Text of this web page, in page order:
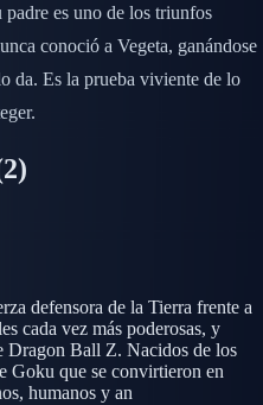
es uno de los triunfos
conoció a Vegeta, ganándose
da. Es la prueba viviente de lo
defensora de la Tierra frente a
cada vez más poderosas, y
Dragon Ball Z. Nacidos de los
Goku que se convirtieron en
humanos y an